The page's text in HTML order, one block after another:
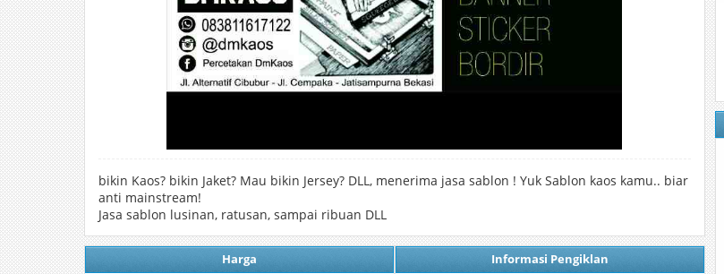
bikin Kaos? bikin Jaket? Mau bikin Jersey? DLL, menerima jasa sablon ! Yuk Sablon kaos kamu.. biar
anti mainstream!
Jasa sablon lusinan, ratusan, sampai ribuan DLL
Harga
Informasi Pengiklan